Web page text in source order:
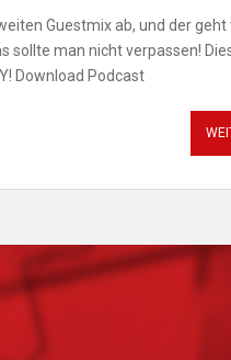
Guestmix ab, und der geht
sollte man nicht verpassen!
Download Podcast